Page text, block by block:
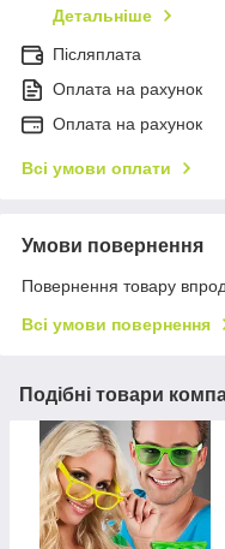
Детальніше
Післяплата
Оплата на рахунок
Оплата на рахунок
Всі умови оплати
Умови повернення
Повернення товару
Всі умови повернення
Подібні товари